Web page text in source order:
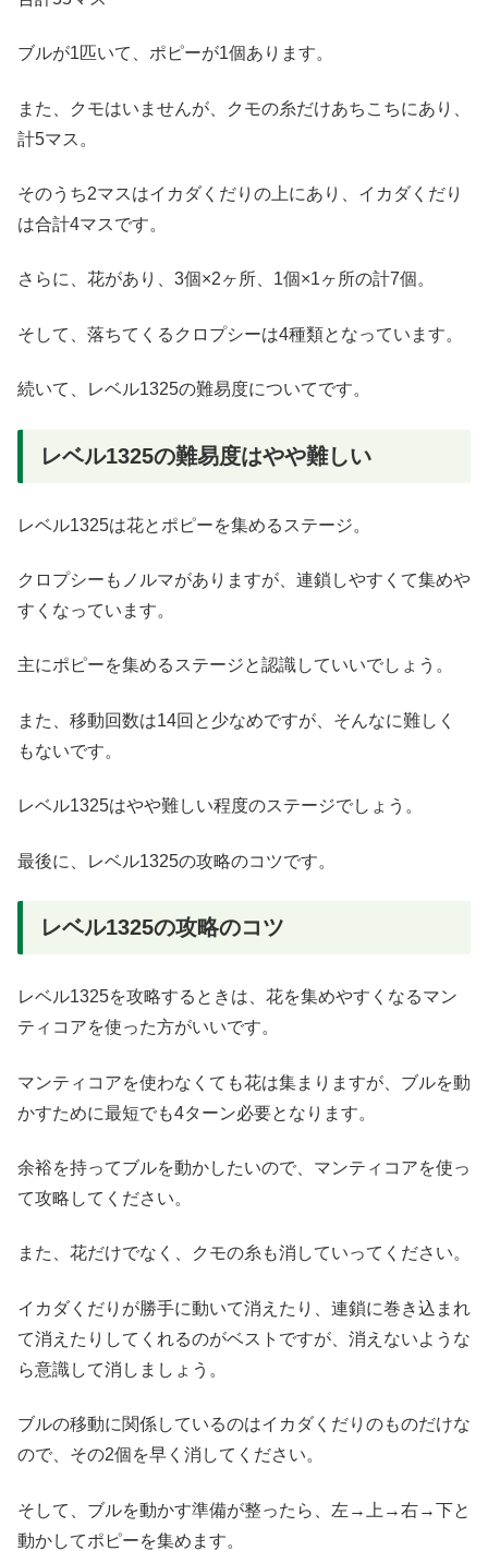
ブルが1匹いて、ポピーが1個あります。
また、クモはいませんが、クモの糸だけあちこちにあり、
計5マス。
そのうち2マスはイカダくだりの上にあり、イカダくだり
は合計4マスです。
さらに、花があり、3個×2ヶ所、1個×1ヶ所の計7個。
そして、落ちてくるクロプシーは4種類となっています。
続いて、レベル1325の難易度についてです。
レベル1325の難易度はやや難しい
レベル1325は花とポピーを集めるステージ。
クロプシーもノルマがありますが、連鎖しやすくて集めや
すくなっています。
主にポピーを集めるステージと認識していいでしょう。
また、移動回数は14回と少なめですが、そんなに難しく
もないです。
レベル1325はやや難しい程度のステージでしょう。
最後に、レベル1325の攻略のコツです。
レベル1325の攻略のコツ
レベル1325を攻略するときは、花を集めやすくなるマン
ティコアを使った方がいいです。
マンティコアを使わなくても花は集まりますが、ブルを動
かすために最短でも4ターン必要となります。
余裕を持ってブルを動かしたいので、マンティコアを使っ
て攻略してください。
また、花だけでなく、クモの糸も消していってください。
イカダくだりが勝手に動いて消えたり、連鎖に巻き込まれ
て消えたりしてくれるのがベストですが、消えないような
ら意識して消しましょう。
ブルの移動に関係しているのはイカダくだりのものだけな
ので、その2個を早く消してください。
そして、ブルを動かす準備が整ったら、左→上→右→下と
動かしてポピーを集めます。